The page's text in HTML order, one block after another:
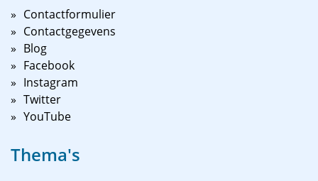
Contactformulier
Contactgegevens
Blog
Facebook
Instagram
Twitter
YouTube
Thema's